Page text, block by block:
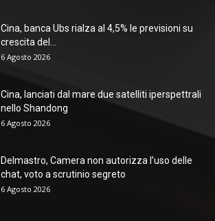
Cina, banca Ubs rialza al 4,5% le previsioni su
crescita del...
6 Agosto 2026
Cina, lanciati dal mare due satelliti iperspettrali
nello Shandong
6 Agosto 2026
Delmastro, Camera non autorizza l’uso delle
chat, voto a scrutinio segreto
6 Agosto 2026